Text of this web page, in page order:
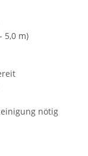
5,0 m)
nötig